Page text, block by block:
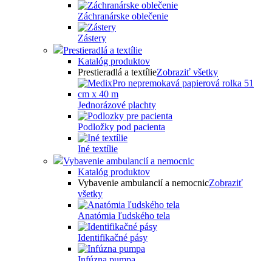
Záchranárske oblečenie
Zástery
Prestieradlá a textílie
Katalóg produktov
Prestieradlá a textílieZobraziť všetky
Jednorázové plachty
Podložky pod pacienta
Iné textílie
Vybavenie ambulancií a nemocnic
Katalóg produktov
Vybavenie ambulancií a nemocnicZobraziť
všetky
Anatómia ľudského tela
Identifikačné pásy